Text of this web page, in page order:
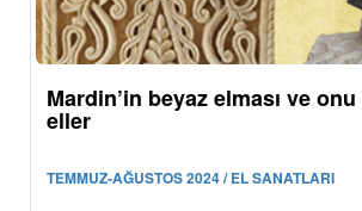
Mardin’in beyaz elması ve
eller
TEMMUZ-AĞUSTOS 2024 / EL SANATLARI